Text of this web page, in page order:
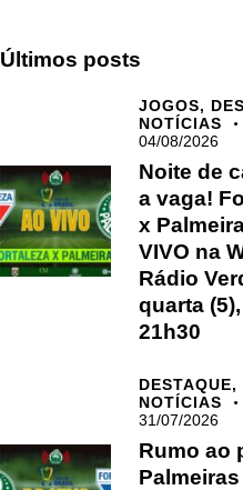
Últimos posts
JOGOS,
NOTÍCIAS
04/08/2026
Noite de
a vaga!
x
VIVO na
Rádio
quarta
21h30
DESTAQUE,
NOTÍCIAS
31/07/2026
Rumo ao
Palmeiras